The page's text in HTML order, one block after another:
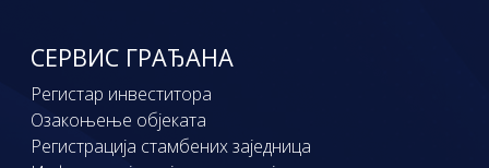
СЕРВИС ГРАЂАНА
Регистар инвеститора
Озакоњење објеката
Регистрација стамбених заједница